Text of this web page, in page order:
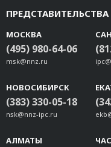
МОСКВА
(495) 980-64-06
msk@nnz.ru
НОВОСИБИРСК
(383) 330-05-18
nsk@nnz-ipc.ru
АЛМАТЫ